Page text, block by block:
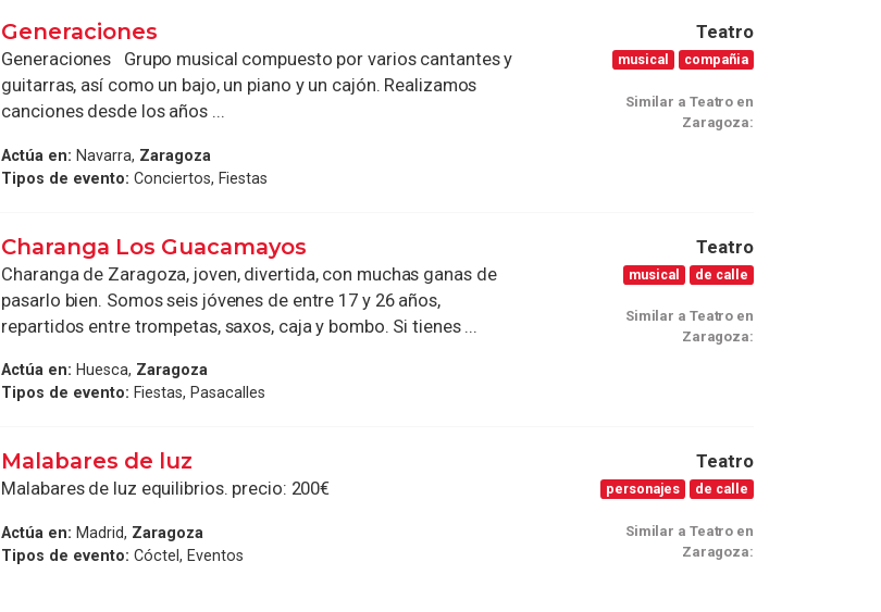
Generaciones
Generaciones Grupo musical compuesto por varios cantantes y
guitarras, así como un bajo, un piano y un cajón. Realizamos
canciones desde los años ...
Actúa en: Navarra, Zaragoza
Tipos de evento: Conciertos, Fiestas
Teatro
musical compañia
Similar a Teatro en
Zaragoza:
Charanga Los Guacamayos
Charanga de Zaragoza, joven, divertida, con muchas ganas de
pasarlo bien. Somos seis jóvenes de entre 17 y 26 años,
repartidos entre trompetas, saxos, caja y bombo. Si tienes ...
Actúa en: Huesca, Zaragoza
Tipos de evento: Fiestas, Pasacalles
Teatro
musical de calle
Similar a Teatro en
Zaragoza:
Malabares de luz
Malabares de luz equilibrios. precio: 200€
Actúa en: Madrid, Zaragoza
Tipos de evento: Cóctel, Eventos
Teatro
personajes de calle
Similar a Teatro en
Zaragoza: